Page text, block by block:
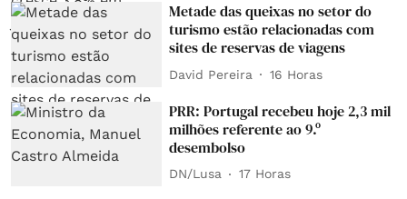
Metade das queixas no setor do
turismo estão relacionadas com
sites de reservas de viagens
David Pereira 16 Horas
PRR: Portugal recebeu hoje 2,3 mil
milhões referente ao 9.º
desembolso
DN/Lusa 17 Horas